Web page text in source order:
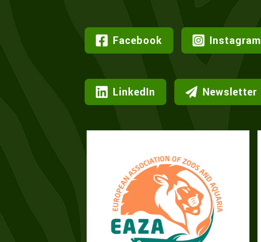
Facebook Instagram
LinkedIn Newsletter